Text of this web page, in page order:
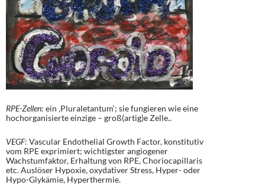
RPE-Zellen: ein ‚Pluraletantum‘; sie fungieren wie eine
hochorganisierte einzige – groß(artig)e Zelle..
VEGF: Vascular Endothelial Growth Factor, konstitutiv
vom RPE exprimiert; wichtigster angiogener
Wachstumfaktor, Erhaltung von RPE, Choriocapillaris
etc. Auslöser Hypoxie, oxydativer Stress, Hyper- oder
Hypo-Glykämie, Hyperthermie.